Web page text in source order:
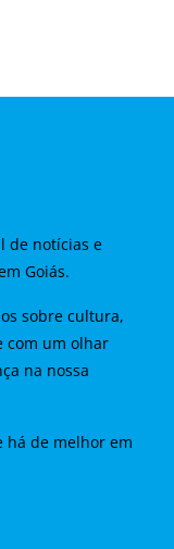
de notícias e
Goiás.
sobre cultura,
com um olhar
na nossa
há de melhor em